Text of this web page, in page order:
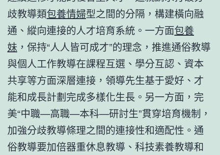
歧教導類包養情婦型之間的分隔，構建橫向融
通、縱向連接的人才培育系統。一方面包養
妹 ，保持“人人皆可成才”的理念，推進通俗教導
與個人工作教導在課程互選、學分互認、資本
共享等方面深層連接，領導先生基于愛好、才
能和成長計劃完成多樣化生長。另一方面，完
美“中職—高職—本科—研討生”貫穿培育機制，
加強分歧教導條理之間的連接性和適配性。通
俗教導要加倍器重休息教導、科技素養教導和